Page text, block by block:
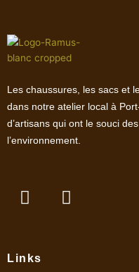
Les chaussures, les sacs et
dans notre atelier local à
d’artisans qui ont le souci
l’environnement.
F
a
b
I
n
Links